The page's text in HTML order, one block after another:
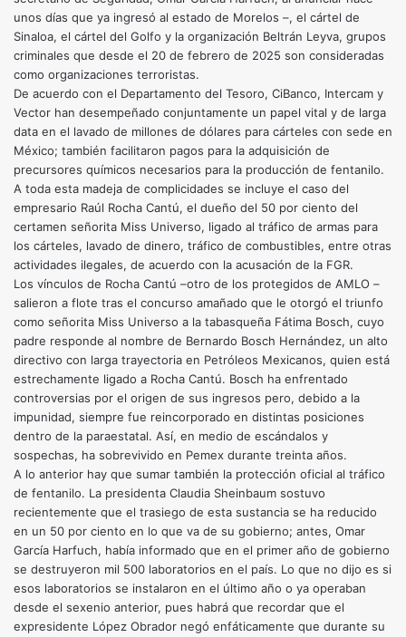
unos días que ya ingresó al estado de Morelos –, el cártel de
Sinaloa, el cártel del Golfo y la organización Beltrán Leyva, grupos
criminales que desde el 20 de febrero de 2025 son consideradas
como organizaciones terroristas.
De acuerdo con el Departamento del Tesoro, CiBanco, Intercam y
Vector han desempeñado conjuntamente un papel vital y de larga
data en el lavado de millones de dólares para cárteles con sede en
México; también facilitaron pagos para la adquisición de
precursores químicos necesarios para la producción de fentanilo.
A toda esta madeja de complicidades se incluye el caso del
empresario Raúl Rocha Cantú, el dueño del 50 por ciento del
certamen señorita Miss Universo, ligado al tráfico de armas para
los cárteles, lavado de dinero, tráfico de combustibles, entre otras
actividades ilegales, de acuerdo con la acusación de la FGR.
Los vínculos de Rocha Cantú –otro de los protegidos de AMLO –
salieron a flote tras el concurso amañado que le otorgó el triunfo
como señorita Miss Universo a la tabasqueña Fátima Bosch, cuyo
padre responde al nombre de Bernardo Bosch Hernández, un alto
directivo con larga trayectoria en Petróleos Mexicanos, quien está
estrechamente ligado a Rocha Cantú. Bosch ha enfrentado
controversias por el origen de sus ingresos pero, debido a la
impunidad, siempre fue reincorporado en distintas posiciones
dentro de la paraestatal. Así, en medio de escándalos y
sospechas, ha sobrevivido en Pemex durante treinta años.
A lo anterior hay que sumar también la protección oficial al tráfico
de fentanilo. La presidenta Claudia Sheinbaum sostuvo
recientemente que el trasiego de esta sustancia se ha reducido
en un 50 por ciento en lo que va de su gobierno; antes, Omar
García Harfuch, había informado que en el primer año de gobierno
se destruyeron mil 500 laboratorios en el país. Lo que no dijo es si
esos laboratorios se instalaron en el último año o ya operaban
desde el sexenio anterior, pues habrá que recordar que el
expresidente López Obrador negó enfáticamente que durante su